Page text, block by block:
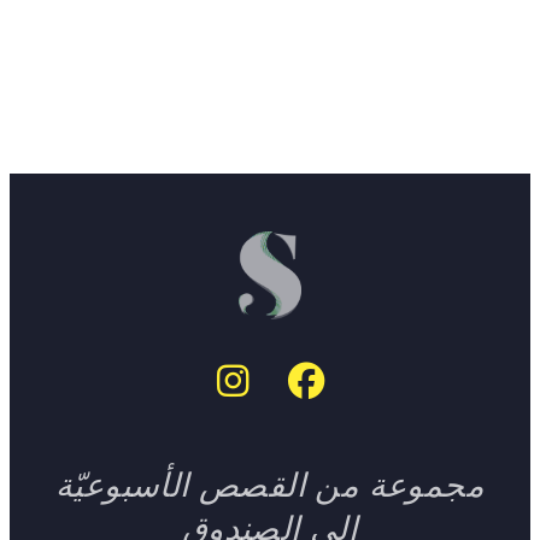
مجموعة من القصص الأسبوعيّة
إلى الصندوق